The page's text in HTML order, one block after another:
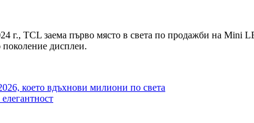
г., TCL заема първо място в света по продажби на Mini
дисплеи.
което вдъхнови милиони по света